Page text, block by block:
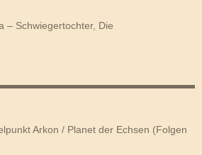
– Schwiegertochter, Die
Arkon / Planet der Echsen (Folgen